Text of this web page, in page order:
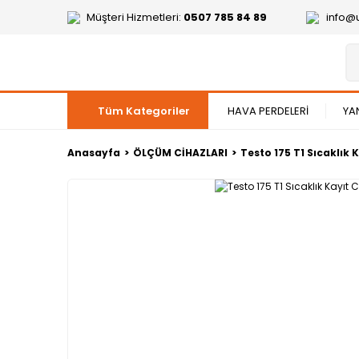
Müşteri Hizmetleri: 0507 785 84 89
Tüm Kategoriler HAVA PERDELERİ
Anasayfa ÖLÇÜM CİHAZLARI Testo 175 T1 Sıcaklık